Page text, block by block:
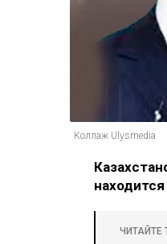
Коллаж Ulysmedia
ЧИТАЙТЕ